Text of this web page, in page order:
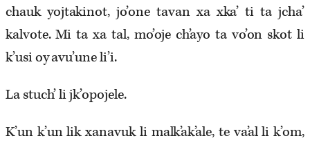
chauk yojtakinot, jo’one tavan xa xka’ ti ta jcha’
kalvote. Mi ta xa tal, mo’oje ch’ayo ta vo’on skot li
k’usi oy avu’une li’i.
La stuch’ li jk’opojele.
K’un k’un lik xanavuk li malk’ak’ale, te va’al li k’om,